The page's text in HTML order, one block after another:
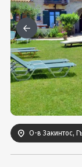
Турция
Гърция
Услуги
Вход
О-в Закинтос,